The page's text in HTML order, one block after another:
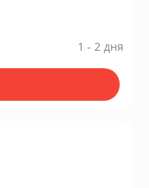
1 - 2 дня